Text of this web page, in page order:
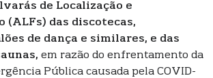
de Localização e
(ALFs) das discotecas,
de dança e similares, e das
em razão do enfrentamento da
Pública causada pela COVID-